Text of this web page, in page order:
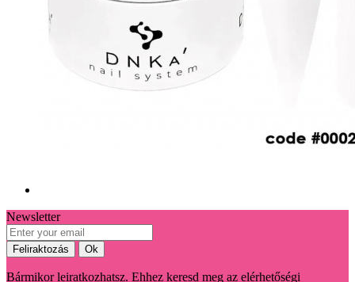
Newsletter
Bármikor leiratkozhatsz. Ehhez keresd meg az elérhetőségi